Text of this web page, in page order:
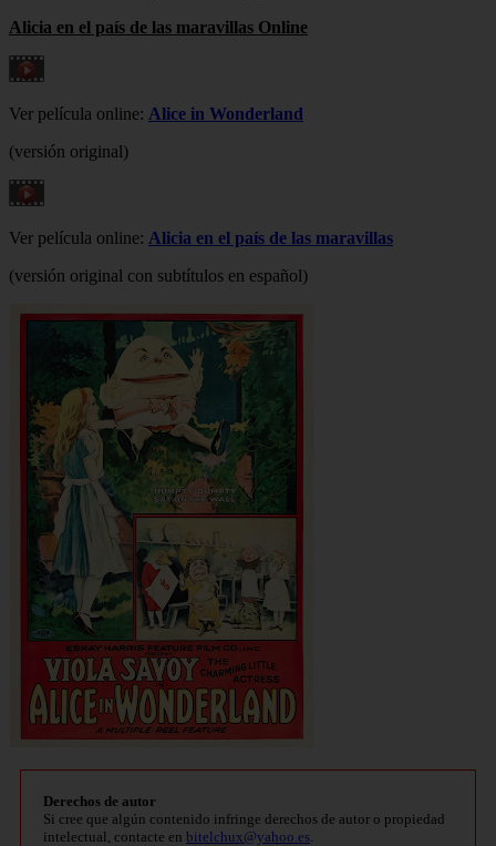
Alicia en el país de las maravillas Online
Ver película online: Alice in Wonderland
(versión original)
Ver película online: Alicia en el país de las maravillas
(versión original con subtítulos en español)
Derechos de autor
Si cree que algún contenido infringe derechos de autor o propiedad
intelectual, contacte en bitelchux@yahoo.es